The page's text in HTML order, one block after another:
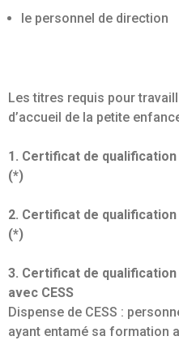
le personnel de direction
Les titres requis pour
d’accueil de la petite
1. Certificat de
(*)
2. Certificat de
(*)
3. Certificat de qualification
avec CESS
Dispense de CESS :
ayant entamé sa formation